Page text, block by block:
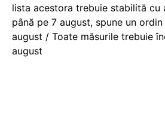
lista acestora trebuie stabilită cu
până pe 7 august, spune un
august / Toate măsurile trebuie
august